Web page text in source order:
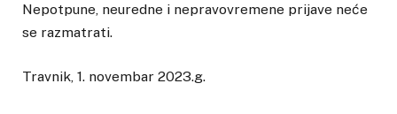
Nepotpune, neuredne i nepravovremene prijave neće
se razmatrati.
Travnik, 1. novembar 2023.g.